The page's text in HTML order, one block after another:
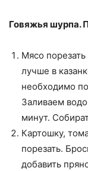
Говяжья шурпа.
Мясо
лучше в
необходимо
Заливаем
минут.
Картошку,
порезать.
добавить